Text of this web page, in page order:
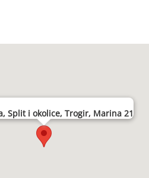
Split i okolice, Trogir, Marina 21